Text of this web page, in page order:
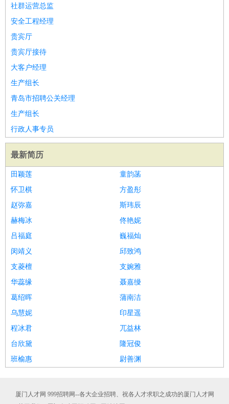
社群运营总监
安全工程经理
贵宾厅
贵宾厅接待
大客户经理
生产组长
青岛市招聘公关经理
生产组长
行政人事专员
最新简历
田颖莲
童韵菡
怀卫棋
方盈彤
赵弥嘉
斯玮辰
赫梅冰
佟艳妮
吕福庭
巍福灿
闵靖义
邱致鸿
支菱檀
支婉雅
华蕊缘
聂嘉缦
葛绍晖
蒲南洁
乌慧妮
印星遥
程冰君
兀益林
台欣黛
隆冠俊
班榆惠
尉善渊
厦门人才网 999招聘网--各大企业招聘、祝各人才求职之成功的厦门人才网